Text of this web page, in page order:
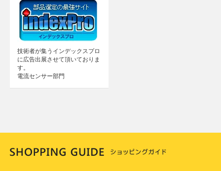
技術者が集うインデックスプロ
に広告出展させて頂いておりま
す。
電流センサー部門